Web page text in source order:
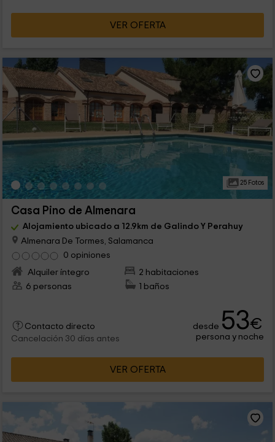
VER OFERTA
25 Fotos
Casa Pino de Almenara
Alojamiento ubicado a 12.9km de Galindo Y Perahuy
Almenara De Tormes, Salamanca
0 opiniones
Alquiler íntegro
2 habitaciones
6 personas
1 baños
Contacto directo
Cancelación 30 días antes
desde 53€
persona y noche
VER OFERTA